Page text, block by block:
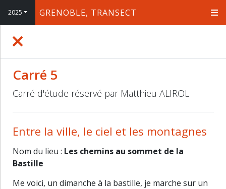
2025 GRENOBLE, TRANSECT
+
Carré 5
Carré d'étude réservé par Matthieu ALIROL
Entre la ville, le ciel et les montagnes
Nom du lieu : Les chemins au sommet de la
Bastille
Me voici, un dimanche à la bastille, je marche sur un